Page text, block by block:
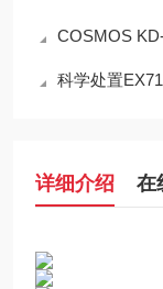
COSMOS KD-
科学处置EX715
详细介绍 在